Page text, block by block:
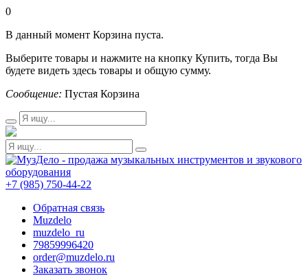
0
В данный момент Корзина пуста.
Выберите товары и нажмите на кнопку Купить, тогда Вы
будете видеть здесь товары и общую сумму.
Сообщение: Пустая Корзина
+7 (985) 750-44-22
Обратная связь
Muzdelo
muzdelo_ru
79859996420
order@muzdelo.ru
Заказать звонок